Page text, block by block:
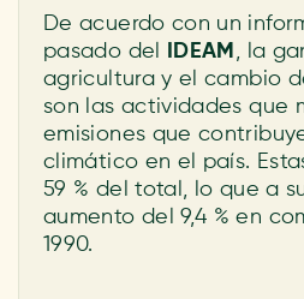
De acuerdo con un
pasado del
IDEAM , la
agricultura y el cambio
son las actividades que
emisiones que
climático en el país.
59 % del total, lo que a
aumento del 9,4 % en
1990.